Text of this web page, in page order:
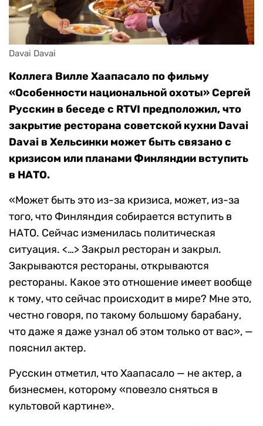
Davai Davai
Коллега Вилле Хаапасало по фильму
«Особенности национальной охоты» Сергей
Русскин в беседе с RTVI предположил, что
закрытие ресторана советской кухни Davai
Davai в Хельсинки может быть связано с
кризисом или планами Финляндии вступить
в НАТО.
«Может быть это из-за кризиса, может, из-за
того, что Финляндия собирается вступить в
НАТО. Сейчас изменилась политическая
ситуация. <…> Закрыл ресторан и закрыл.
Закрываются рестораны, открываются
рестораны. Какое это отношение имеет вообще
к тому, что сейчас происходит в мире? Мне это,
честно говоря, по такому большому барабану,
что даже я даже узнал об этом только от вас», —
пояснил актер.
Русскин отметил, что Хаапасало — не актер, а
бизнесмен, которому «повезло сняться в
культовой картине».